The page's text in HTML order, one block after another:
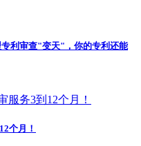
利审查"变天"，你的专利还能
个月！